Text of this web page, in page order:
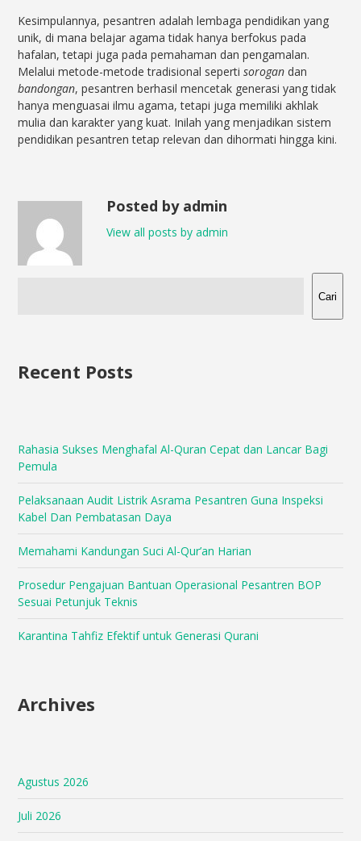
Kesimpulannya, pesantren adalah lembaga pendidikan yang
unik, di mana belajar agama tidak hanya berfokus pada
hafalan, tetapi juga pada pemahaman dan pengamalan.
Melalui metode-metode tradisional sepertisorogan dan
bandongan, pesantren berhasil mencetak generasi yang tidak
hanya menguasai ilmu agama, tetapi juga memiliki akhlak
mulia dan karakter yang kuat. Inilah yang menjadikan sistem
pendidikan pesantren tetap relevan dan dihormati hingga kini.
Posted by admin
View all posts by admin
Cari
Recent Posts
Rahasia Sukses Menghafal Al-Quran Cepat dan Lancar Bagi
Pemula
Pelaksanaan Audit Listrik Asrama Pesantren Guna Inspeksi
Kabel Dan Pembatasan Daya
Memahami Kandungan Suci Al-Qur’an Harian
Prosedur Pengajuan Bantuan Operasional Pesantren BOP
Sesuai Petunjuk Teknis
Karantina Tahfiz Efektif untuk Generasi Qurani
Archives
Agustus 2026
Juli 2026